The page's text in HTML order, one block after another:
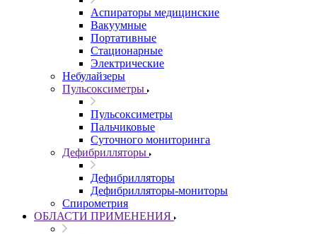
Аспираторы медицинские
Вакуумные
Портативные
Стационарные
Электрические
Небулайзеры
Пульсоксиметры
Пульсоксиметры
Пальчиковые
Суточного мониторинга
Дефибрилляторы
Дефибрилляторы
Дефибрилляторы-мониторы
Спирометрия
ОБЛАСТИ ПРИМЕНЕНИЯ